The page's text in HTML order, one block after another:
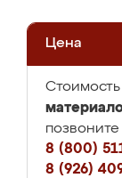
Цена
8 (800)
8 (926)